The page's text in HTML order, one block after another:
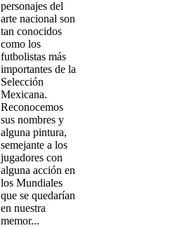
personajes del
arte nacional son
tan conocidos
como los
futbolistas más
importantes de la
Selección
Mexicana.
Reconocemos
sus nombres y
alguna pintura,
semejante a los
jugadores con
alguna acción en
los Mundiales
que se quedarían
en nuestra
memor...